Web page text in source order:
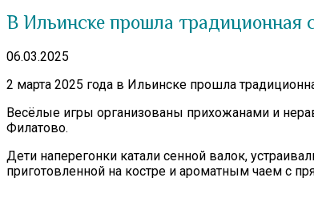
В Ильинске прошла традиционная
06.03.2025
2 марта 2025 года в Ильинске прошла
Весёлые игры организованы прихожанами и
Филатово.
Дети наперегонки катали сенной валок,
приготовленной на костре и ароматным чаем с